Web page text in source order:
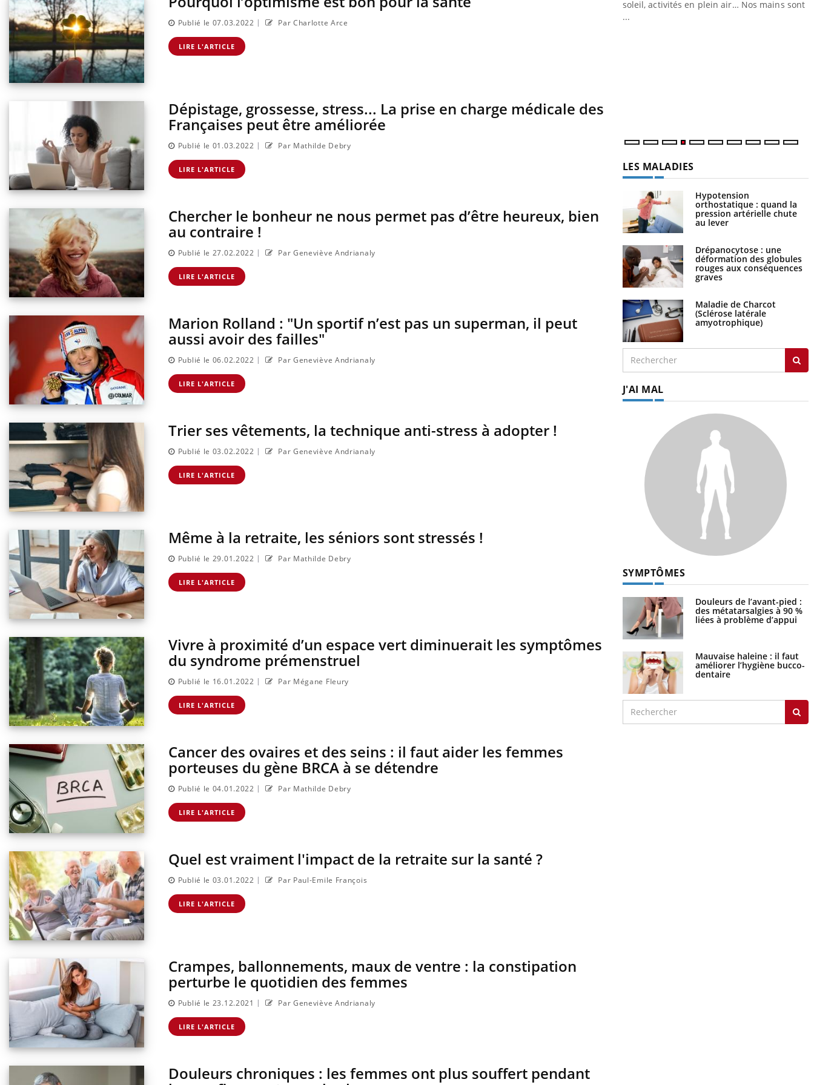
Publié le 07.03.2022 | Par Charlotte Arce
LIRE L'ARTICLE
Dépistage, grossesse, stress... La prise en charge médicale des
Françaises peut être améliorée
Publié le 01.03.2022 | Par Mathilde Debry
LIRE L'ARTICLE
Chercher le bonheur ne nous permet pas d’être heureux, bien
au contraire !
Publié le 27.02.2022 | Par Geneviève Andrianaly
LIRE L'ARTICLE
Marion Rolland : "Un sportif n’est pas un superman, il peut
aussi avoir des failles"
Publié le 06.02.2022 | Par Geneviève Andrianaly
LIRE L'ARTICLE
Trier ses vêtements, la technique anti-stress à adopter !
Publié le 03.02.2022 | Par Geneviève Andrianaly
LIRE L'ARTICLE
Même à la retraite, les séniors sont stressés !
Publié le 29.01.2022 | Par Mathilde Debry
LIRE L'ARTICLE
Vivre à proximité d’un espace vert diminuerait les symptômes
du syndrome prémenstruel
Publié le 16.01.2022 | Par Mégane Fleury
LIRE L'ARTICLE
Cancer des ovaires et des seins : il faut aider les femmes
porteuses du gène BRCA à se détendre
Publié le 04.01.2022 | Par Mathilde Debry
LIRE L'ARTICLE
Quel est vraiment l'impact de la retraite sur la santé ?
Publié le 03.01.2022 | Par Paul-Emile François
LIRE L'ARTICLE
Crampes, ballonnements, maux de ventre : la constipation
perturbe le quotidien des femmes
Publié le 23.12.2021 | Par Geneviève Andrianaly
LIRE L'ARTICLE
Douleurs chroniques : les femmes ont plus souffert pendant
sur la maladie d'un proche c'est montrer ...
carence en fer sont multiples ce qui la rend
patients comme parfois chez les soignants.
soleil, activités en plein air… Nos mains sont
...
LES MALADIES
Hypotension
orthostatique : quand la
pression artérielle chute
au lever
Drépanocytose : une
déformation des globules
rouges aux conséquences
graves
Maladie de Charcot
(Sclérose latérale
amyotrophique)
J'AI MAL
SYMPTÔMES
Douleurs de l’avant-pied :
des métatarsalgies à 90 %
liées à problème d’appui
Mauvaise haleine : il faut
améliorer l’hygiène bucco-
dentaire